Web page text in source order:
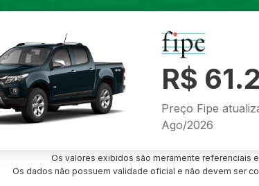
R$
Preço Fipe
Ago/2026
Os valores exibidos são meramente referenciais
Os dados não possuem validade oficial e não devem ser